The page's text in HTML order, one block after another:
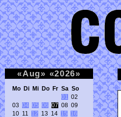
«Aug» «2026»
Mo Di Mi Do Fr Sa So
01
02
03 04 05 06 07 08 09
10 11 12 13 14 15
16